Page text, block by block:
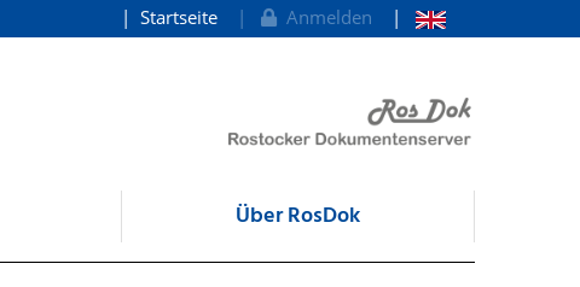
Startseite Anmelden
Über RosDok